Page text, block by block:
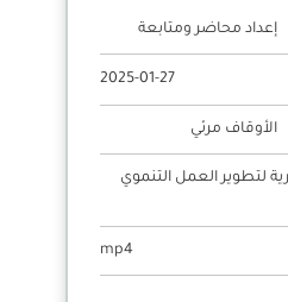
إعداد محاضر ومتابعة
توصيات مجلس النظارة |
م.موسى الموسى2025-01-27
الأوقاف مرئي
لتطوير العمل التنموي
mp4